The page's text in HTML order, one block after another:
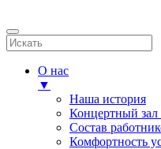
О нас
▼
Наша история
Концертный
Состав
Комфортность